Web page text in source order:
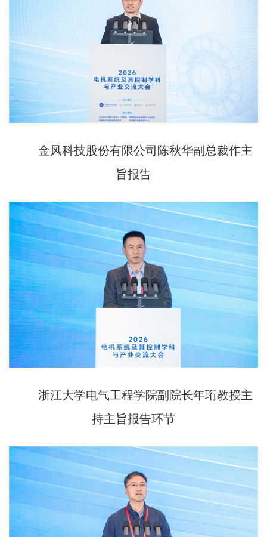
金风科技股份有限公司陈秋华副总裁作主
旨报告
浙江大学电气工程学院副院长年珩教授主
持主旨报告环节